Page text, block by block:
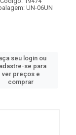
UN-06UN
seu login ou
se para
ver preços e
comprar